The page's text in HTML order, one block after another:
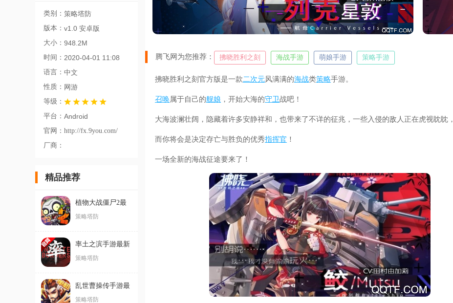
类别： 策略塔防
版本： v1.0 安卓版
大小： 948.2M
时间： 2020-04-01 11:08
语言： 中文
性质： 网游
等级：
平台： Android
官网： http://fx.9you.com/
厂商：
精品推荐
植物大战僵尸2最
新版
策略塔防
率土之滨手游最新
版
策略塔防
乱世曹操传手游最
新版
策略塔防
腾飞网为您推荐： 拂晓胜利之刻 海战手游 萌娘手游 策略手游
拂晓胜利之刻官方版是一款二次元风满满的海战类策略手游。
召唤属于自己的舰娘 ，开始大海的守卫战吧！
大海波澜壮阔，隐藏着许多安静祥和，也带来了不详的征兆，一些入侵的敌人正在虎视眈眈，
而你将会是决定存亡与胜负的优秀指挥官 ！
一场全新的海战征途要来了！